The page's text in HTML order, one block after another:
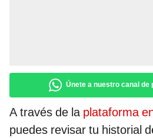
Únete a nuestro canal de
A través de la plataforma
puedes revisar tu historial